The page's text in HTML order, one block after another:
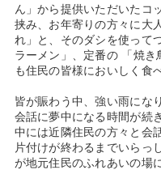
ん」から提供いただいたコ
挟み、お年寄りの方々に大
れ」と、そのダシを使って
ラーメン」、定番の 「焼
も住民の皆様においしく食
皆が賑わう中、強い雨にな
会話に夢中になる時間が続
中には近隣住民の方々と会
片付けが終わるまでいらっ
が地元住民のふれあいの場